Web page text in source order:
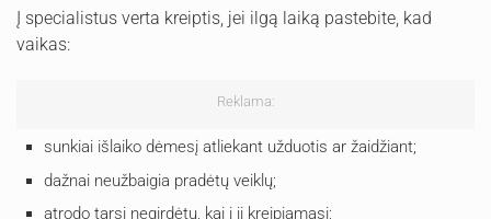
Į specialistus verta kreiptis, jei ilgą laiką pastebite, kad
vaikas:
Reklama:
sunkiai išlaiko dėmesį atliekant užduotis ar žaidžiant;
dažnai neužbaigia pradėtų veiklų;
atrodo tarsi negirdėtų, kai į jį kreipiamasi;